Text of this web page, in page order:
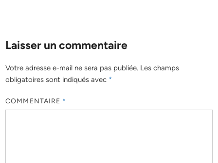
Laisser un commentaire
Votre adresse e-mail ne sera pas publiée. Les champs
obligatoires sont indiqués avec *
COMMENTAIRE *